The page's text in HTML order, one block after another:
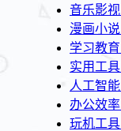
音乐影视
漫画小说
学习教育
实用工具
人工智能
办公效率
玩机工具